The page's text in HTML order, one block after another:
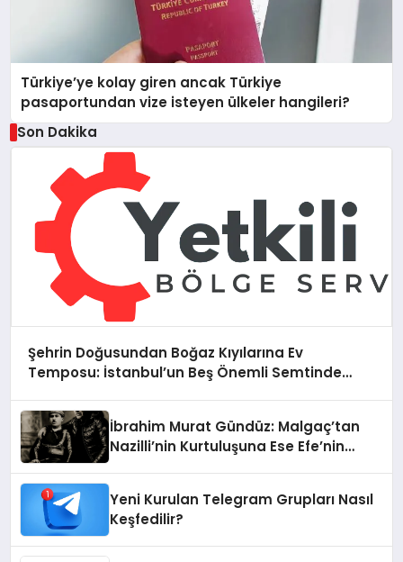
Türkiye’ye kolay giren ancak Türkiye
pasaportundan vize isteyen ülkeler hangileri?
Son Dakika
Şehrin Doğusundan Boğaz Kıyılarına Ev
Temposu: İstanbul’un Beş Önemli Semtinde
İbrahim Murat Gündüz: Malgaç’tan
Nazilli’nin Kurtuluşuna Ese Efe’nin
Yeni Kurulan Telegram Grupları Nasıl
Keşfedilir?